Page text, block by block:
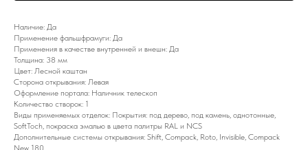
Наличие: Да
Применение фальшфрамуги: Да
Применения в качестве внутренней и внешн: Да
Толщина: 38 мм
Цвет: Лесной каштан
Сторона открывания: Левая
Оформление портала: Наличник телескоп
Количество створок: 1
Виды применяемых отделок: Покрытия: под дерево, под камень, однотонные,
SoftToch, покраска эмалью в цвета палитры RAL и NCS
Дополнительные системы открывания: Shift, Compack, Roto, Invisible, Compack